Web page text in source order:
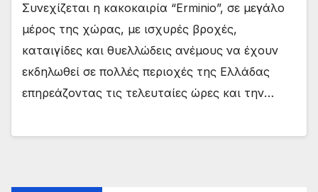
Συνεχίζεται η κακοκαιρία “Erminio”, σε μεγάλο
μέρος της χώρας, με ισχυρές βροχές,
καταιγίδες και θυελλώδεις ανέμους να έχουν
εκδηλωθεί σε πολλές περιοχές της Ελλάδας
επηρεάζοντας τις τελευταίες ώρες και την…